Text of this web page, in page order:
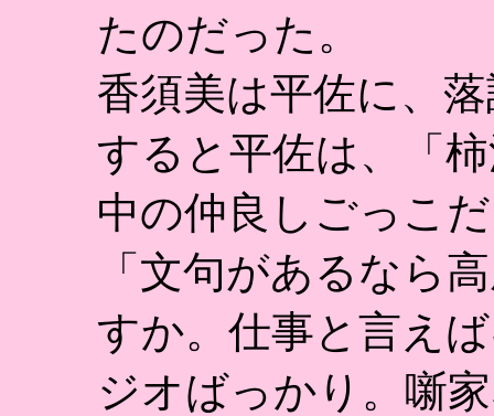
たのだった。
香須美は平佐に、
すると平佐は、「
中の仲良しごっこ
「文句があるなら
すか。仕事と言え
ジオばっかり。噺